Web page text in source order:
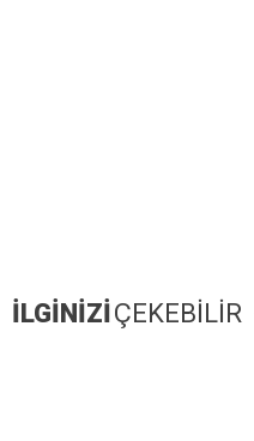
İLGİNİZİ ÇEKEBİLİR